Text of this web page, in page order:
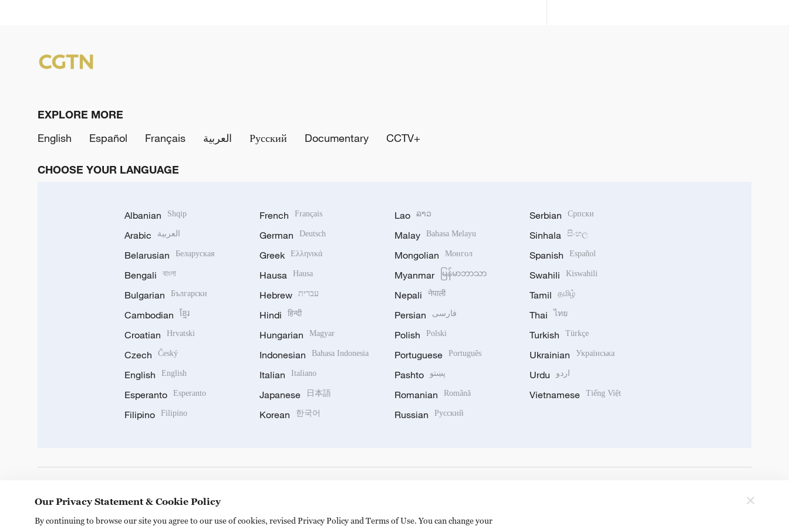
EXPLORE MORE
English
Español Français العربية Русский Documentary CCTV+
CHOOSE YOUR LANGUAGE
Albanian Shqip
Arabic العربية
Belarusian Беларуская
Bengali বাংলা
Bulgarian Български
Cambodian ខ្មែរ
Croatian Hrvatski
Czech Český
English English
Esperanto Esperanto
Filipino Filipino
French Français
German Deutsch
Greek Ελληνικά
Hausa Hausa
Hebrew עברית
Hindi हिन्दी
Hungarian Magyar
Indonesian Bahasa Indonesia
Italian Italiano
Japanese 日本語
Korean 한국어
Lao ລາວ
Malay Bahasa Melayu
Mongolian Монгол
Myanmar မြန်မာဘာသာ
Nepali नेपाली
Persian فارسی
Polish Polski
Portuguese Português
Pashto پښتو
Romanian Română
Russian Русский
Serbian Српски
Sinhala සිංහල
Spanish Español
Swahili Kiswahili
Tamil தமிழ்
Thai ไทย
Turkish Türkçe
Ukrainian Українська
Urdu اردو
Vietnamese Tiếng Việt
Our Privacy Statement & Cookie Policy
By continuing to browse our site you agree to our use of cookies, revised Privacy Policy and Terms of Use. You can change your